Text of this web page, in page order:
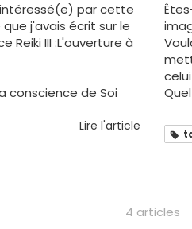
par cette
j'avais écrit sur le
Reiki III :L'ouverture à
conscience de Soi
Lire l'article
4 articles